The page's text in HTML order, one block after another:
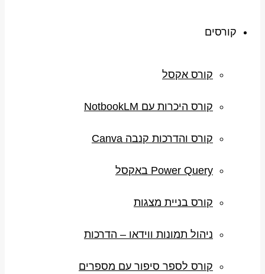
קורסים
קורס אקסל
קורס היכרות עם NotbookLM
קורס והדרכות קנבה Canva
Power Query באקסל
קורס בניית מצגות
ניהול תמונות ווידאו – הדרכות
קורס לספר סיפור עם מספרים